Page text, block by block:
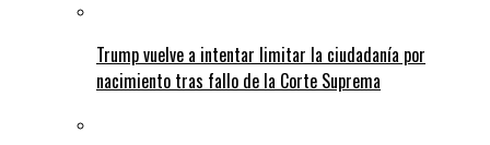
Trump vuelve a intentar limitar la ciudadanía por
nacimiento tras fallo de la Corte Suprema